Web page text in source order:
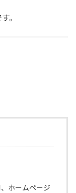
。
ホームページ